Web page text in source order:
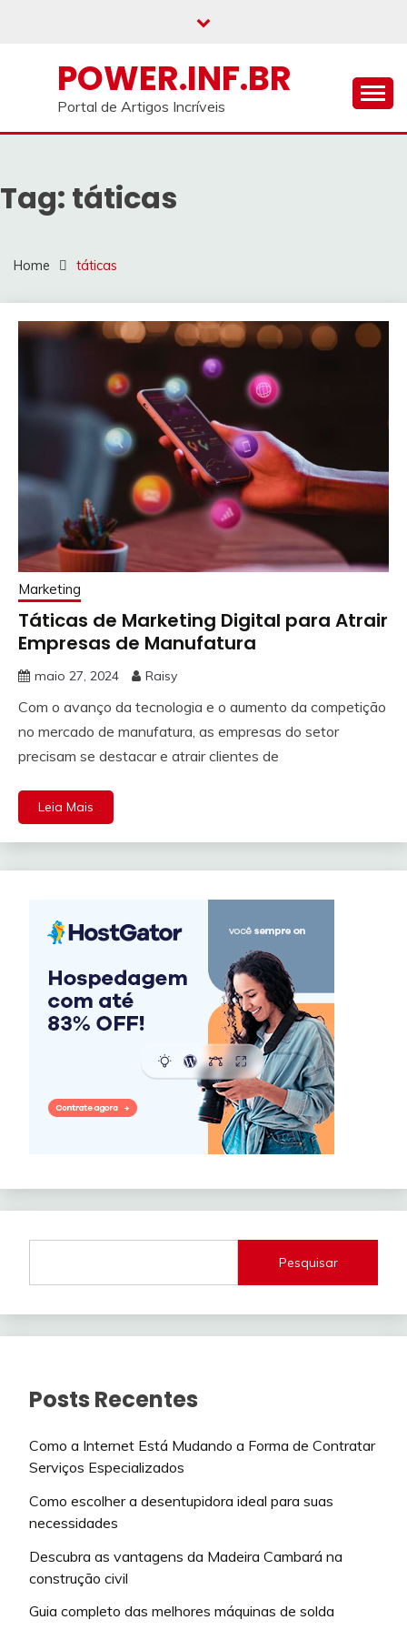
POWER.INF.BR
Portal de Artigos Incríveis
Tag: táticas
Home táticas
Marketing
Táticas de Marketing Digital para Atrair
Empresas de Manufatura
maio 27, 2024 Raisy
Com o avanço da tecnologia e o aumento da competição
no mercado de manufatura, as empresas do setor
precisam se destacar e atrair clientes de
Leia Mais
Pesquisar
Posts Recentes
Como a Internet Está Mudando a Forma de Contratar
Serviços Especializados
Como escolher a desentupidora ideal para suas
necessidades
Descubra as vantagens da Madeira Cambará na
construção civil
Guia completo das melhores máquinas de solda